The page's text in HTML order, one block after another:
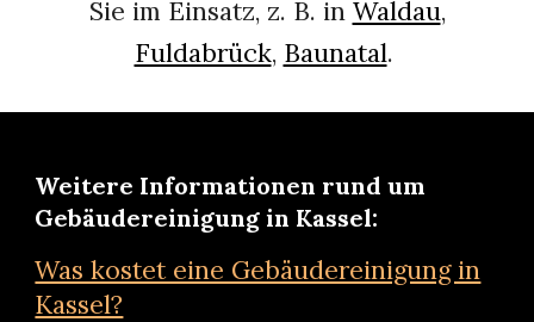
Sie im Einsatz, z. B. in Waldau,
Fuldabrück, Baunatal.
Weitere Informationen rund um
Gebäudereinigung in Kassel:
Was kostet eine Gebäudereinigung in
Kassel?